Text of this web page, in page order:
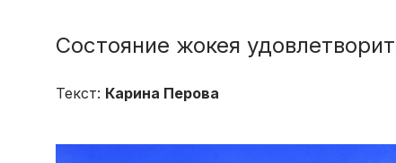
Состояние жокея
Текст: Карина Перова